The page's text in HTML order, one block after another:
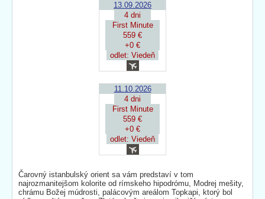
13.09.2026
4 dni
First Minute
559 €
+0 €
odlet: Viedeň
11.10.2026
4 dni
First Minute
559 €
+0 €
odlet: Viedeň
Čarovný istanbulský orient sa vám predstaví v tom
najrozmanitejšom kolorite od rímskeho hipodrómu, Modrej mešity,
chrámu Božej múdrosti, palácovým areálom Topkapi, ktorý bol